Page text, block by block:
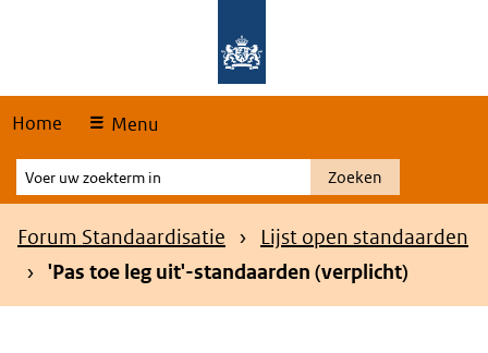
Home Menu
Voer
uw
zoekterm
Zoeken
Kruimelpad
Forum Standaardisatie
Lijst open standaarden
'Pas toe leg uit'-standaarden (verplicht)